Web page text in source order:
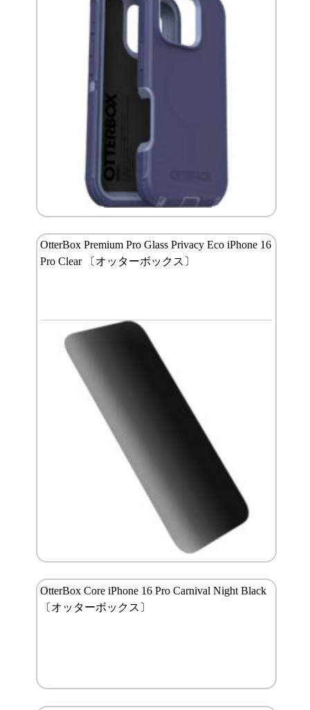
OtterBox Premium Pro Glass Privacy Eco iPhone 16
Pro Clear 〔オッターボックス〕
OtterBox Core iPhone 16 Pro Carnival Night Black
〔オッターボックス〕